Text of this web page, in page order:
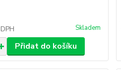
Skladem
Přidat do košíku